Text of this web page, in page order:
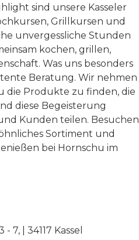
sind unsere Kasseler
Grillkursen und
unvergessliche Stunden
kochen, grillen,
Was uns besonders
Beratung. Wir nehmen
die Produkte zu finden, die
diese Begeisterung
Kunden teilen. Besuchen
Sortiment und
bei Hornschu im
| 34117 Kassel